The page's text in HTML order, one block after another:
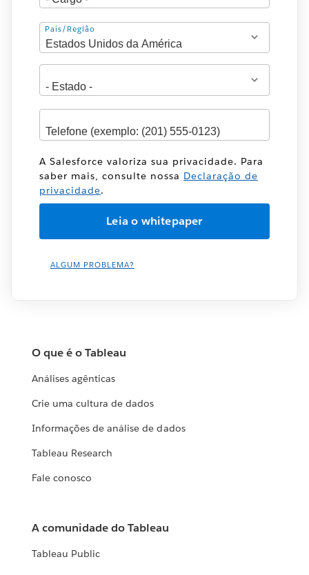
Endereço
País/Região
A Salesforce valoriza sua privacidade. Para
saber mais, consulte nossa Declaração de
privacidade.
ALGUM PROBLEMA?
O que é o Tableau
Análises agênticas
Crie uma cultura de dados
Informações de análise de dados
Tableau Research
Fale conosco
A comunidade do Tableau
Tableau Public